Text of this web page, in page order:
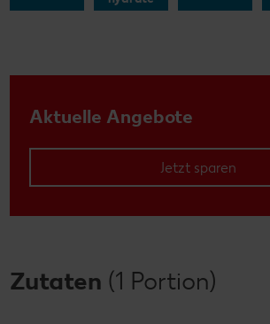
Aktuelle Angebote
Jetzt sparen
Zutaten (1 Portion)